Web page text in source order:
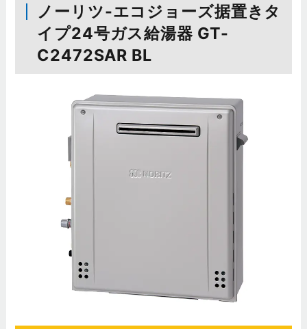
ノーリツ-エコジョーズ据置きタ
イプ24号ガス給湯器 GT-
C2472SAR BL